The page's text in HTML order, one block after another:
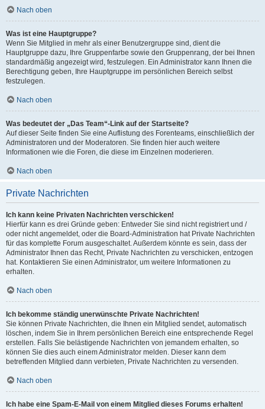
Nach oben
Was ist eine Hauptgruppe?
Wenn Sie Mitglied in mehr als einer Benutzergruppe sind, dient die
Hauptgruppe dazu, Ihre Gruppenfarbe sowie den Gruppenrang, der bei Ihnen
standardmäßig angezeigt wird, festzulegen. Ein Administrator kann Ihnen die
Berechtigung geben, Ihre Hauptgruppe im persönlichen Bereich selbst
festzulegen.
Nach oben
Was bedeutet der „Das Team“-Link auf der Startseite?
Auf dieser Seite finden Sie eine Auflistung des Forenteams, einschließlich der
Administratoren und der Moderatoren. Sie finden hier auch weitere
Informationen wie die Foren, die diese im Einzelnen moderieren.
Nach oben
Private Nachrichten
Ich kann keine Privaten Nachrichten verschicken!
Hierfür kann es drei Gründe geben: Entweder Sie sind nicht registriert und /
oder nicht angemeldet, oder die Board-Administration hat Private Nachrichten
für das komplette Forum ausgeschaltet. Außerdem könnte es sein, dass der
Administrator Ihnen das Recht, Private Nachrichten zu verschicken, entzogen
hat. Kontaktieren Sie einen Administrator, um weitere Informationen zu
erhalten.
Nach oben
Ich bekomme ständig unerwünschte Private Nachrichten!
Sie können Private Nachrichten, die Ihnen ein Mitglied sendet, automatisch
löschen, indem Sie in Ihrem persönlichen Bereich eine entsprechende Regel
erstellen. Falls Sie belästigende Nachrichten von jemandem erhalten, so
können Sie dies auch einem Administrator melden. Dieser kann dem
betreffenden Mitglied dann verbieten, Private Nachrichten zu versenden.
Nach oben
Ich habe eine Spam-E-Mail von einem Mitglied dieses Forums erhalten!